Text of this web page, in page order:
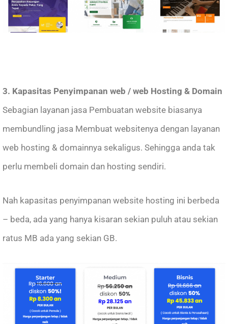
3. Kapasitas Penyimpanan web / web Hosting & Domain
Sebagian layanan jasa Pembuatan website biasanya
membundling jasa Membuat websitenya dengan layanan
web hosting & domainnya sekaligus. Sehingga anda tak
perlu membeli domain dan hosting sendiri.
Nah kapasitas penyimpanan website hosting ini berbeda
– beda, ada yang hanya kisaran sekian puluh atau sekian
ratus MB ada yang sekian GB.